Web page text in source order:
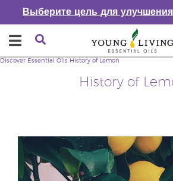
Выберите цель для
History of
Discover Essential Oils History of Lemon